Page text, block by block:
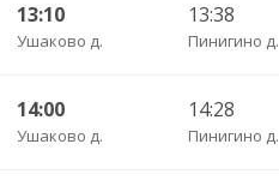
13:10
Ушаково д.
13:38
Пинигино д.
14:00
Ушаково д.
14:28
Пинигино д.